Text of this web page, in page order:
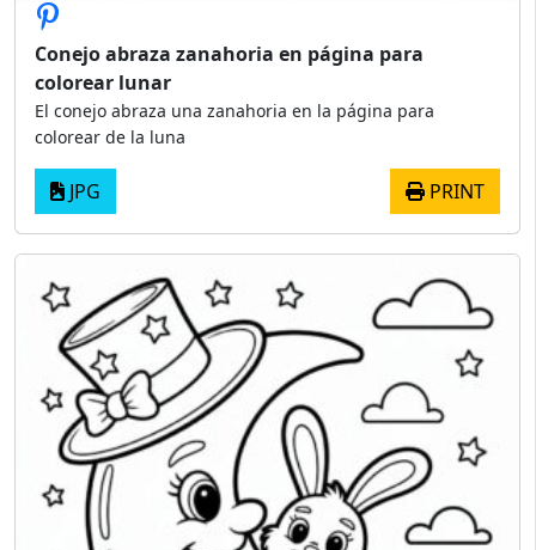
Conejo abraza zanahoria en página para
colorear lunar
El conejo abraza una zanahoria en la página para
colorear de la luna
JPG PRINT